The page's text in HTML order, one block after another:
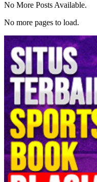
No More Posts Available.
No more pages to load.